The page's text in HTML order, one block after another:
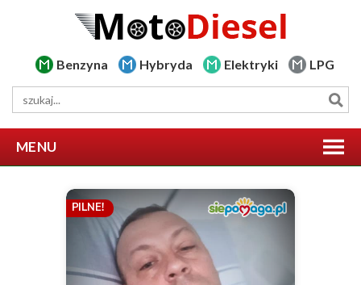
Benzyna Hybryda Elektryki LPG
MENU